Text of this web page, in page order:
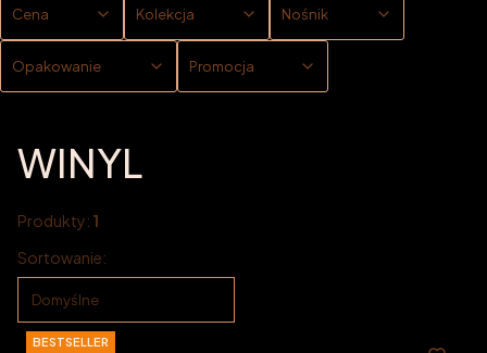
Cena Kolekcja Nośnik
Opakowanie Promocja
WINYL
Produkty: 1
Lista produktów
Sortowanie:
Domyślne
BESTSELLER